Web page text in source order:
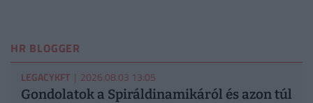
HR BLOGGER
LEGACYKFT | 2026.08.03 13:05
Gondolatok a Spiráldinamikáról és azon túl